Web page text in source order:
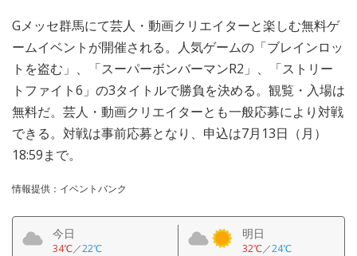
Gメッセ群馬にて芸人・動画クリエイターと楽しむ無料ゲ
ームイベントが開催される。人気ゲームの「ブレインロッ
トを盗む」、「スーパーボンバーマンR2」、「ストリー
トファイト6」の3タイトルで勝負を決める。観覧・入場は
無料だ。芸人・動画クリエイターとも一般応募により対戦
できる。対戦は事前応募となり、申込は7月13日（月）
18:59まで。
情報提供：イベントバンク
今日
34℃／22℃
明日
32℃／24℃